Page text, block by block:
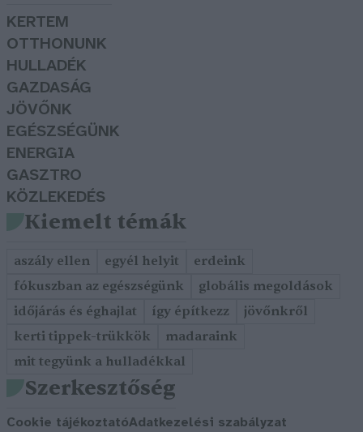
KERTEM
OTTHONUNK
HULLADÉK
GAZDASÁG
JÖVŐNK
EGÉSZSÉGÜNK
ENERGIA
GASZTRO
KÖZLEKEDÉS
Kiemelt témák
aszály ellen egyél helyit
erdeink
fókuszban az egészségünk
globális megoldások
időjárás és éghajlat
így építkezz
jövőnkről
kerti tippek-trükkök
madaraink
mit tegyünk a hulladékkal
Szerkesztőség
Cookie tájékoztatóAdatkezelési szabályzat